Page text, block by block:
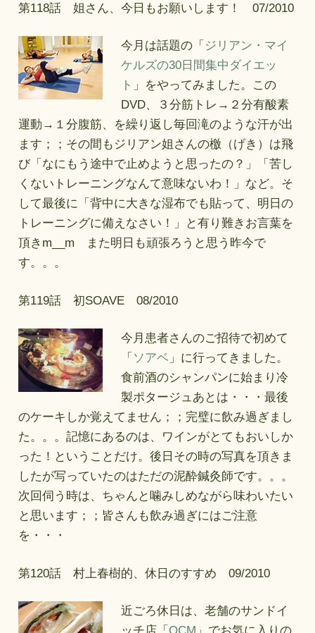
第118話 姐さん、今日もお願いします！ 07/2010
今月は話題の「 ジリアン・マイ
ケルズの30日間集中ダイエッ
ト 」をやってみました。この
DVD、３分筋トレ→２分有酸素
運動→１分腹筋、を繰り返し毎回滝のような汗が出
ます；；その間もジリアン姐さんの檄（げき）は飛
び「なにもう途中で止めようと思ったの？」「苦し
くないトレーニングなんて意味ないわ！」など。そ
して最後に「背中に大きな湿布でも貼って、明日の
トレーニングに備えなさい！」と有り難きお言葉を
頂きm__m また明日も頑張ろうと思う昨今で
す。。。
第119話 初SOAVE 08/2010
今月患者さんのご招待で初めて
「 ソアベ 」に行ってきました。
食前酒のシャンパンに始まり冷
製ポタージュあとは・・・最後
のケーキしか覚えてません；；完璧に飲み過ぎまし
た。。。記憶にあるのは、ワインがとてもおいしか
った！ということだけ。後日その時の写真を頂きま
したが写っていたのはただの泥酔鍼灸師です。。。
次回伺う時は、ちゃんと噛みしめながら味わいたい
と思います；；皆さんも飲み過ぎにはご注意
を・・・
第120話 村上春樹的、休日のすすめ 09/2010
近ごろ休日は、老舗のサンドイ